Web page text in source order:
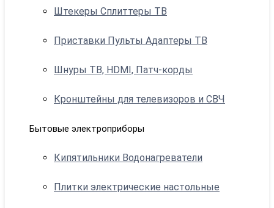
Штекеры Сплиттеры ТВ
Приставки Пульты Адаптеры ТВ
Шнуры ТВ, HDMI, Патч-корды
Кронштейны для телевизоров и СВЧ
Бытовые электроприборы
Кипятильники Водонагреватели
Плитки электрические настольные